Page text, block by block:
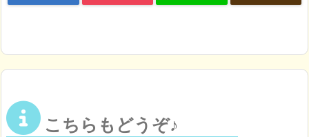
こちらもどうぞ♪